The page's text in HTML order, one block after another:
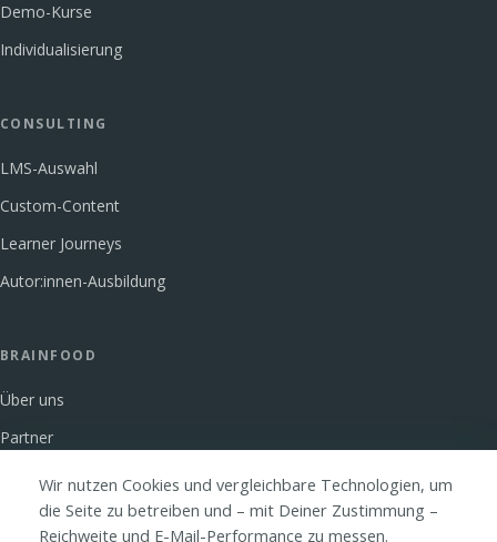
Demo-Kurse
Individualisierung
CONSULTING
LMS-Auswahl
Custom-Content
Learner Journeys
Autor:innen-Ausbildung
BRAINFOOD
Über uns
Partner
GlossarWir nutzen Cookies und vergleichbare Technologien, um
die Seite zu betreiben und – mit Deiner Zustimmung –
Reichweite und E-Mail-Performance zu messen.